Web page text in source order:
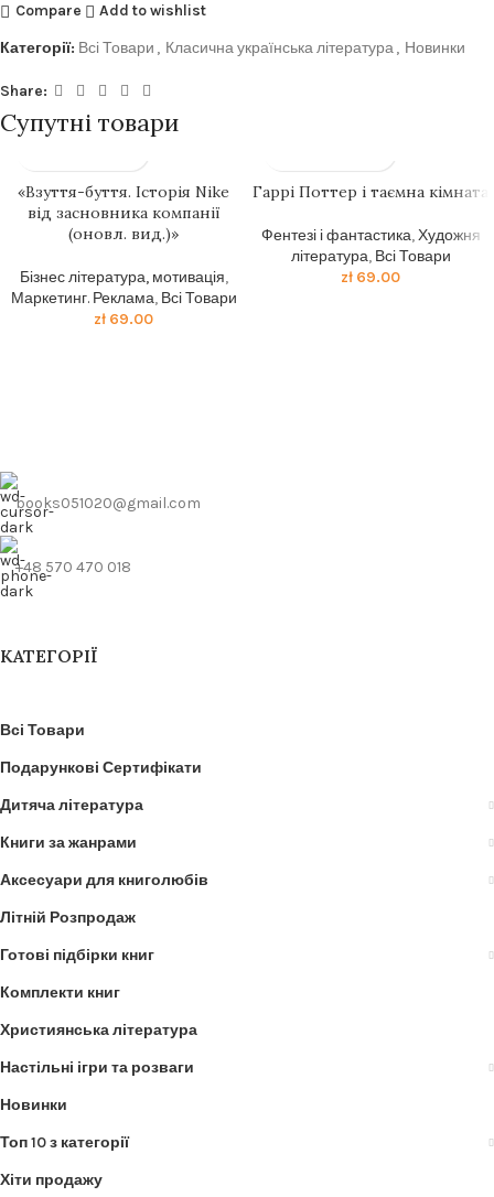
Compare
Add to wishlist
Категорії: Всі Товари , Класична українська література, Новинки
Share:
Супутні товари
«Взуття-буття. Історія Nike
від засновника компанії
(оновл. вид.)»
Бізнес література, мотивація,
Маркетинг. Реклама, Всі Товари
zł 69.00
Гаррі Поттер і таємна кімната
Фентезі і фантастика,Художня
література, Всі Товари
zł 69.00
books051020@gmail.com
+48 570 470 018
КАТЕГОРІЇ
Всі Товари
Подарункові Сертифікати
Дитяча література
Книги за жанрами
Аксесуари для книголюбів
Літній Розпродаж
Готові підбірки книг
Комплекти книг
Християнська література
Настільні ігри та розваги
Новинки
Топ 10 з категорії
Хіти продажу